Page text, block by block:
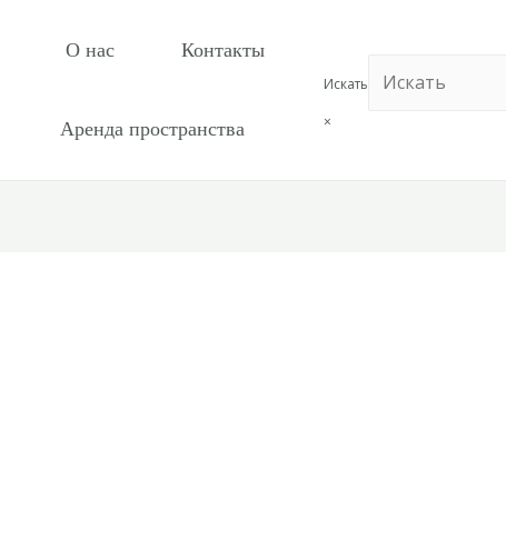
О нас Контакты
Аренда пространства
Искать
×